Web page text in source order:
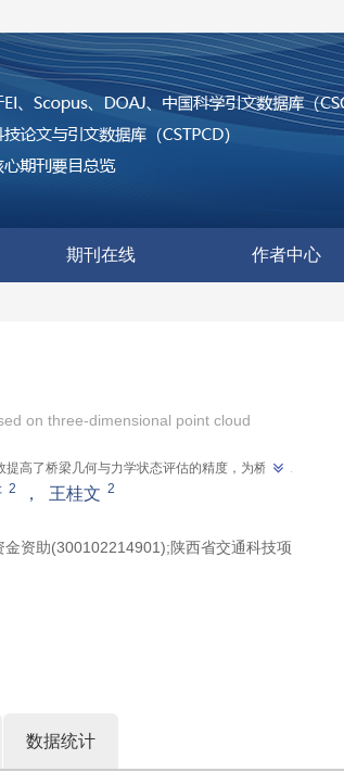
期刊在线 作者中心
on three-dimensional point cloud
高了桥梁几何与力学状态评估的精度，为桥梁维
2 ， 王桂文 2
资助(300102214901);陕西省交通科技项
数据统计